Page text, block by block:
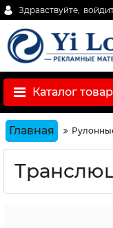
Здравствуйте,
Каталог
Главная